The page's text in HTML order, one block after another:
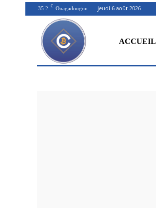
35.2 C Ouagadougou jeudi 6 août 2026
ACCUEIL